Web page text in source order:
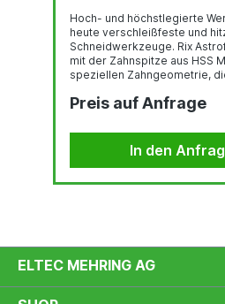
Hoch- und höchstlegierte
heute verschleißfeste und
Schneidwerkzeuge. Rix
mit der Zahnspitze aus HSS
speziellen Zahngeometrie, die
Werkstoffen und
in großen
Atomic seine Vorteile klar
bestens geeignet für
Gesenkschmieden und
großen
Preis auf Anfrage
In den
ELTEC MEHRING AG